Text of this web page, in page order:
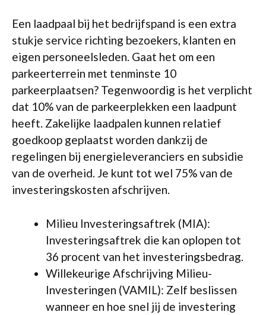
Een laadpaal bij het bedrijfspand is een extra
stukje service richting bezoekers, klanten en
eigen personeelsleden. Gaat het om een
parkeerterrein met tenminste 10
parkeerplaatsen? Tegenwoordig is het verplicht
dat 10% van de parkeerplekken een laadpunt
heeft. Zakelijke laadpalen kunnen relatief
goedkoop geplaatst worden dankzij de
regelingen bij energieleveranciers en subsidie
van de overheid. Je kunt tot wel 75% van de
investeringskosten afschrijven.
Milieu Investeringsaftrek (MIA):
Investeringsaftrek die kan oplopen tot
36 procent van het investeringsbedrag.
Willekeurige Afschrijving Milieu-
Investeringen (VAMIL): Zelf beslissen
wanneer en hoe snel jij de investering